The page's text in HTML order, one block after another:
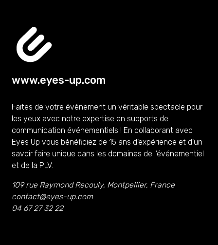
www.eyes-up.com
Faites de votre événement un véritable spectacle pour
les yeux avec notre expertise en supports de
communication événementiels ! En collaborant avec
Eyes Up vous bénéficiez de 15 ans d’expérience et d’un
savoir faire unique dans les domaines de l’événementiel
et de la PLV.
109 rue Raymond Recouly, Montpellier, France
contact@eyes-up.com
04 67 27 32 22